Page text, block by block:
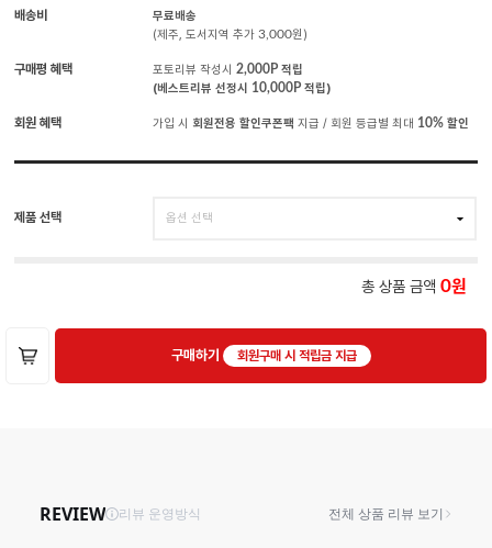
배송비
무료배송
(제주, 도서지역 추가 3,000원)
구매평 혜택 포토리뷰 작성시 2,000P적립
(베스트리뷰 선정시 10,000P적립)
회원 혜택 가입 시 회원전용 할인쿠폰팩 지급 / 회원 등급별 최대 10%할인
제품 선택
총 상품 금액 0
구매하기 회원구매 시 적립금 지급